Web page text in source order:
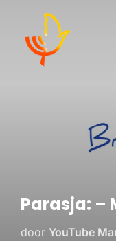
Parasja: –
door YouTube